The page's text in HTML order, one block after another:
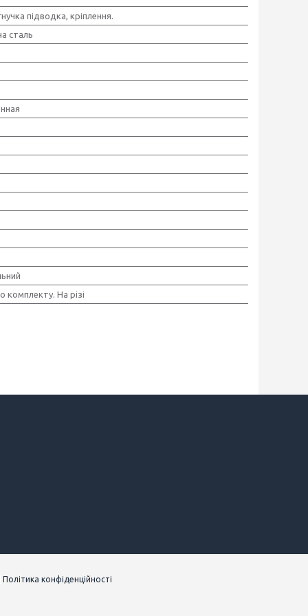
підводка, кріплення.
сталь
комплекту. На різі
Політика конфіденційності